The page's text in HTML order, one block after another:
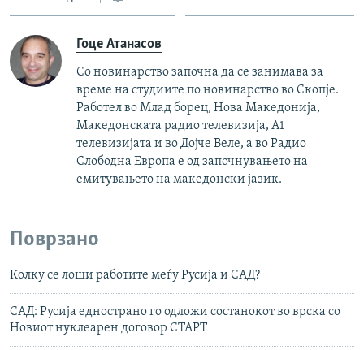
Гоце Атанасов
Со новинарство започна да се занимава за
време на студиите по новинарство во Скопје.
Работел во Млад борец, Нова Македонија,
Македонската радио телевизија, А1
телевизијата и во Дојче Веле, а во Радио
Слободна Европа е од започнувањето на
емитувањето на македонски јазик.
Поврзано
Колку се лоши работите меѓу Русија и САД?
САД: Русија еднострано го одложи состанокот во врска со
Новиот нуклеарен договор СТАРТ